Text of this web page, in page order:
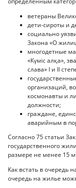
ветераны
дети-сироты и
социально
Закона «О
многодетные
«Күміс алқа»,
слава» I и II
организаций,
космонавты и
должности;
граждане,
аварийным в
Согласно 75 статьи
государственного
размере не менее 15
Как встать в очередь
очередь на жилье